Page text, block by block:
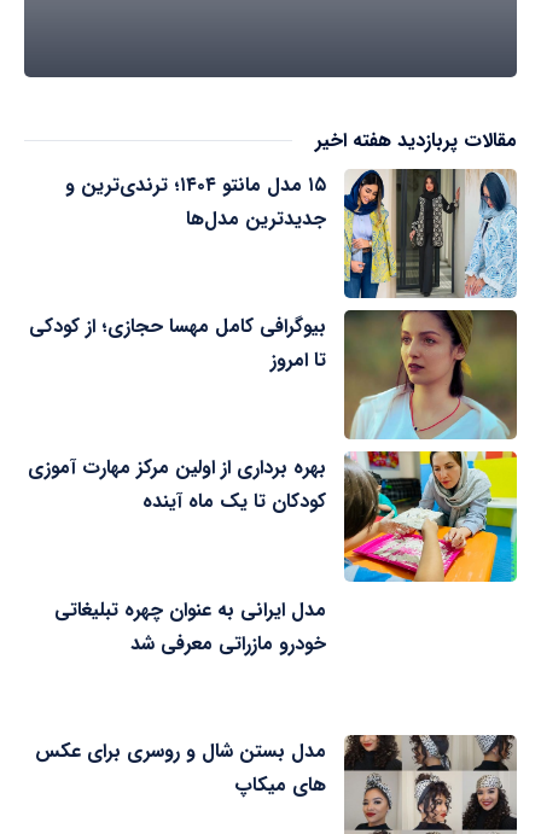
مقالات پربازدید هفته اخیر
۱۵ مدل مانتو ۱۴۰۴؛ ترندی‌ترین و
جدیدترین مدل‌ها
بیوگرافی کامل مهسا حجازی؛ از کودکی
تا امروز
بهره برداری از اولین مرکز مهارت آموزی
کودکان تا یک ماه آینده
مدل ایرانی به عنوان چهره تبلیغاتی
خودرو مازراتی معرفی شد
مدل بستن شال و روسری برای عکس
های میکاپ